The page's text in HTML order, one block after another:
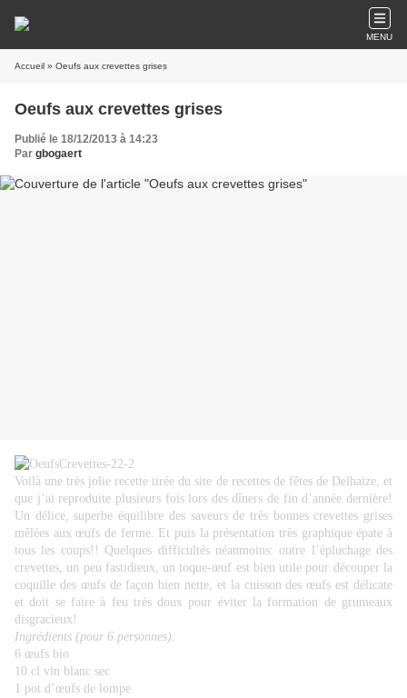
MENU
Accueil » Oeufs aux crevettes grises
Oeufs aux crevettes grises
Publié le 18/12/2013 à 14:23
Par gbogaert
Voilà une très jolie recette tirée du site de recettes de fêtes de Delhaize, et
que j’ai reproduite plusieurs fois lors des dîners de fin d’année dernière!
Un délice, superbe équilibre des saveurs de très bonnes crevettes grises
mêlées aux œufs de ferme. Et puis la présentation très graphique épate à
tous les coups!! Quelques difficultés néanmoins: outre l’épluchage des
crevettes, un peu fastidieux, un toque-œuf est bien utile pour découper la
coquille des œufs de façon bien nette, et la cuisson des œufs est délicate
et doit se faire à feu très doux pour éviter la formation de grumeaux
disgracieux!
Ingrédients (pour 6 personnes):
6 œufs bio
10 cl vin blanc sec
1 pot d’œufs de lompe